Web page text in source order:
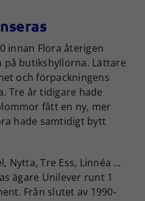
innan Flora återigen
butikshyllorna. Lättare
och förpackningens
Tre år tidigare hade
fått en ny, mer
hade samtidigt bytt
Nytta, Tre Ess, Linnéa …
ägare Unilever runt 1
Från slutet av 1990-